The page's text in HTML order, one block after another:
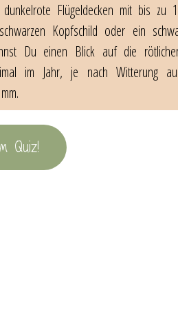
Flügeldecken mit bis zu
Kopfschild oder ein
Du einen Blick auf die
im Jahr, je nach
Quiz!